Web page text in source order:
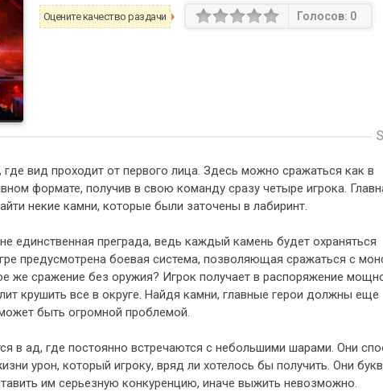
Оцените качество раздачи Голосов: 0
вид проходит от первого лица. Здесь можно сражаться как в
формате, получив в свою команду сразу четыре игрока.
некие камни, которые были заточены в лабиринт.
единственная преграда, ведь каждый камень будет охраняться
предусмотрена боевая система, позволяющая сражаться с
же сражение без оружия? Игрок получает в распоряжение
крушить все в округе. Найдя камни, главные герои должны еще
быть огромной проблемой.
в ад, где постоянно встречаются с небольшими шарами. Они
урон, который игроку, вряд ли хотелось бы получить. Они
им серьезную конкуренцию, иначе выжить невозможно.